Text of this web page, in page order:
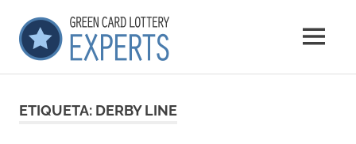
contenido
GCLExperts
Experts
MENÚ
ETIQUETA: DERBY LINE